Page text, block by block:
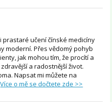
prastaré učení čínské medicíny
moderní. Přes vědomý pohyb
jak mohou tím, že procítí a
a radostnější život.
Napsat mi můžete na
Více o mě se dočtete zde >>